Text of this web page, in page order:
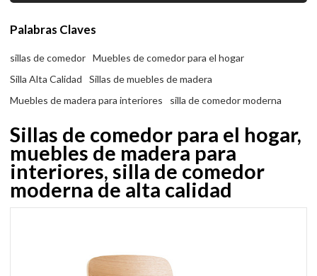
Palabras Claves
sillas de comedor
Muebles de comedor para el hogar
Silla Alta Calidad
Sillas de muebles de madera
Muebles de madera para interiores
silla de comedor moderna
Sillas de comedor para el hogar,
muebles de madera para
interiores, silla de comedor
moderna de alta calidad